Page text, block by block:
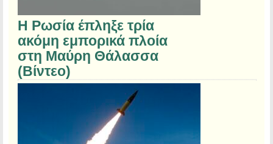
Η Ρωσία έπληξε τρία
ακόμη εμπορικά πλοία
στη Μαύρη Θάλασσα
(Βίντεο)